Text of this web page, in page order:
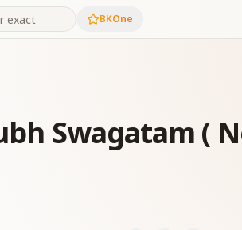
BKOne
Swagatam (